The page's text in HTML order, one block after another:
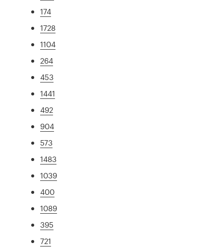
174
1728
1104
264
453
1441
492
904
573
1483
1039
400
1089
395
721